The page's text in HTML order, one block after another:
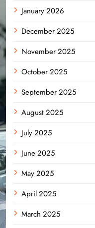
January 2026
December 2025
November 2025
October 2025
September 2025
August 2025
July 2025
June 2025
May 2025
April 2025
March 2025